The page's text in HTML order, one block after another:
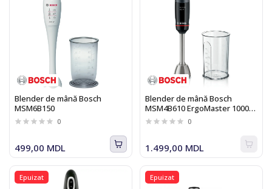
Blender de mână Bosch
MSM6B150
0
499,00 MDL
Blender de mână Bosch
MSM4B610 ErgoMaster 1000
W, negru
0
1.499,00 MDL
Epuizat Epuizat